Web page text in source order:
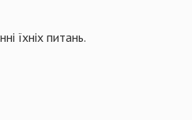
їхніх питань.